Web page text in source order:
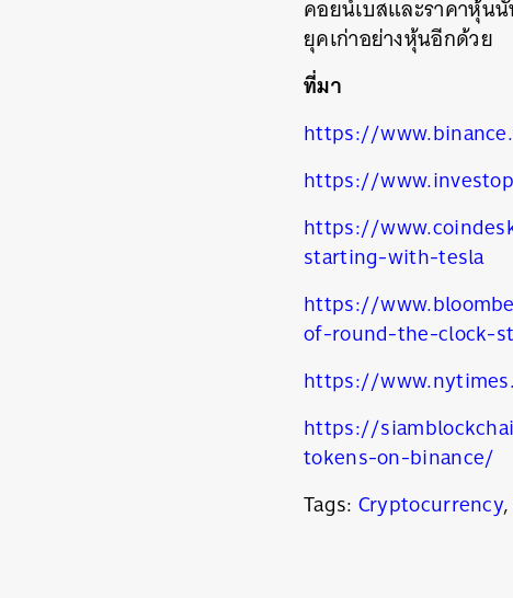
คอยน์เบสและราคาหุ้น
ยุคเก่าอย่างหุ้นอีกด้วย
ที่มา
https://
https://
https://
starting-with-tesla
https://
of-round-the-clock-
https://
https://
tokens-on-binance/
Tags: Cryptocurrency,